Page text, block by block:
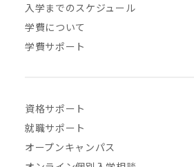
入学までのスケジュール
学費について
学費サポート
資格サポート
就職サポート
オープンキャンパス